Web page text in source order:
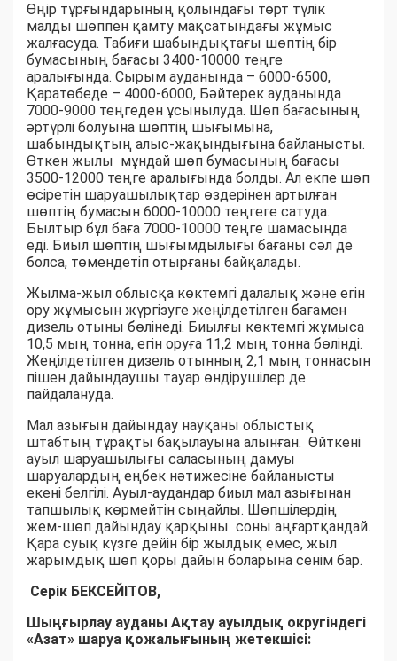
Өңір тұрғындарының қолындағы төрт түлік
малды шөппен қамту мақсатындағы жұмыс
жалғасуда. Табиғи шабындықтағы шөптің бір
бумасының бағасы 3400-10000 теңге
аралығында. Сырым ауданында – 6000-6500,
Қаратөбеде – 4000-6000, Бәйтерек ауданында
7000-9000 теңгеден ұсынылуда. Шөп бағасының
әртүрлі болуына шөптің шығымына,
шабындықтың алыс-жақындығына байланысты.
Өткен жылы мұндай шөп бумасының бағасы
3500-12000 теңге аралығында болды. Ал екпе шөп
өсіретін шаруашылықтар өздерінен артылған
шөптің бумасын 6000-10000 теңгеге сатуда.
Былтыр бұл баға 7000-10000 теңге шамасында
еді. Биыл шөптің шығымдылығы бағаны сәл де
болса, төмендетіп отырғаны байқалады.
Жылма-жыл облысқа көктемгі далалық және егін
ору жұмысын жүргізуге жеңілдетілген бағамен
дизель отыны бөлінеді. Биылғы көктемгі жұмыса
10,5 мың тонна, егін оруға 11,2 мың тонна бөлінді.
Жеңілдетілген дизель отынның 2,1 мың тоннасын
пішен дайындаушы тауар өндірушілер де
пайдалануда.
Мал азығын дайындау науқаны облыстық
штабтың тұрақты бақылауына алынған. Өйткені
ауыл шаруашылығы саласының дамуы
шаруалардың еңбек нәтижесіне байланысты
екені белгілі. Ауыл-аудандар биыл мал азығынан
тапшылық көрмейтін сыңайлы. Шөпшілердің
жем-шөп дайындау қарқыны соны аңғартқандай.
Қара суық күзге дейін бір жылдық емес, жыл
жарымдық шөп қоры дайын боларына сенім бар.
Серік БЕКСЕЙІТОВ,
Шыңғырлау ауданы Ақтау ауылдық округіндегі
«Азат» шаруа қожалығының жетекшісі: